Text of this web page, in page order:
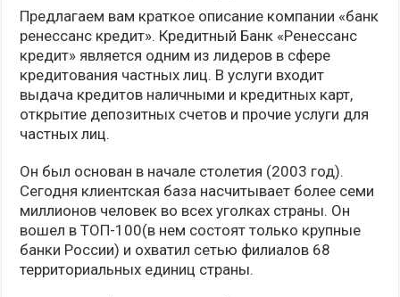
Предлагаем вам краткое описание компании «банк
ренессанс кредит». Кредитный Банк «Ренессанс
кредит» является одним из лидеров в сфере
кредитования частных лиц. В услуги входит
выдача кредитов наличными и кредитных карт,
открытие депозитных счетов и прочие услуги для
частных лиц.
Он был основан в начале столетия (2003 год).
Сегодня клиентская база насчитывает более семи
миллионов человек во всех уголках страны. Он
вошел в ТОП-100(в нем состоят только крупные
банки России) и охватил сетью филиалов 68
территориальных единиц страны.